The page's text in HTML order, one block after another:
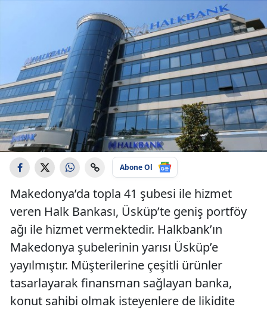
Abone Ol
Makedonya’da topla 41 şubesi ile hizmet
veren Halk Bankası, Üsküp’te geniş portföy
ağı ile hizmet vermektedir. Halkbank’ın
Makedonya şubelerinin yarısı Üsküp’e
yayılmıştır. Müşterilerine çeşitli ürünler
tasarlayarak finansman sağlayan banka,
konut sahibi olmak isteyenlere de likidite